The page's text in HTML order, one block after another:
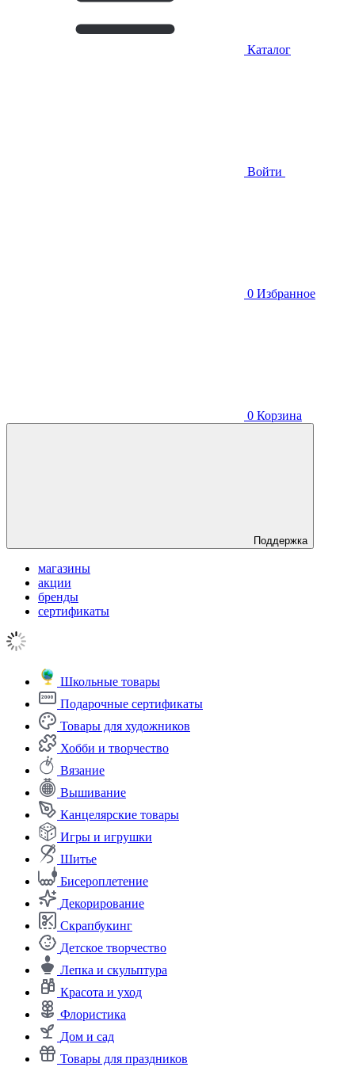
Каталог
Войти
0 Избранное
0 Корзина
Поддержка
магазины
акции
бренды
сертификаты
Школьные товары
Подарочные сертификаты
Товары для художников
Хобби и творчество
Вязание
Вышивание
Канцелярские товары
Игры и игрушки
Шитье
Бисероплетение
Декорирование
Скрапбукинг
Детское творчество
Лепка и скульптура
Красота и уход
Флористика
Дом и сад
Товары для праздников